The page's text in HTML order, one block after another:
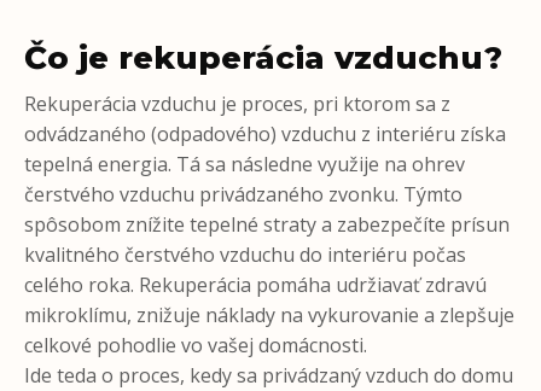
Čo je rekuperácia vzduchu?
Rekuperácia vzduchu je proces, pri ktorom sa z
odvádzaného (odpadového) vzduchu z interiéru získa
tepelná energia. Tá sa následne využije na ohrev
čerstvého vzduchu privádzaného zvonku. Týmto
spôsobom znížite tepelné straty a zabezpečíte prísun
kvalitného čerstvého vzduchu do interiéru počas
celého roka. Rekuperácia pomáha udržiavať zdravú
mikroklímu, znižuje náklady na vykurovanie a zlepšuje
celkové pohodlie vo vašej domácnosti.
Ide teda o proces, kedy sa privádzaný vzduch do domu